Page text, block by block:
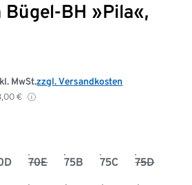
Bügel-BH »Pila«,
€
MwSt.zzgl. Versandkosten
70E 75B 75C 75D